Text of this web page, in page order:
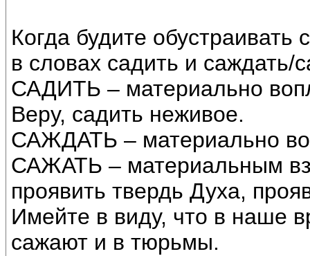
Когда будите
в словах садить и саждать/
САДИТЬ – материально
Веру, садить неживое.
САЖДАТЬ – материально
САЖАТЬ – материальным
проявить твердь Духа,
Имейте в виду, что в наше
сажают и в тюрьмы.